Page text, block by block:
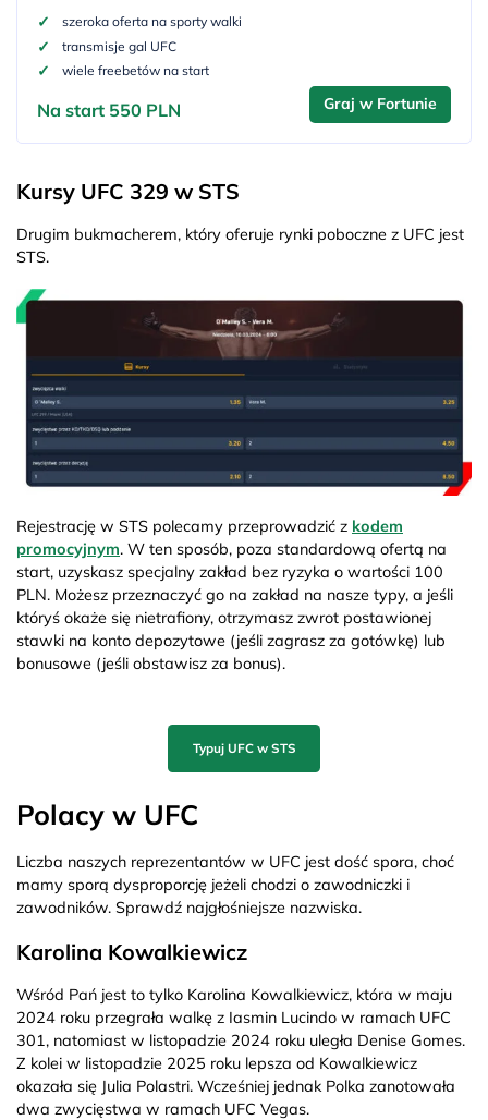
szeroka oferta na sporty walki
transmisje gal UFC
wiele freebetów na start
Na start 550 PLN Graj w Fortunie
Kursy UFC 329 w STS
Drugim bukmacherem, który oferuje rynki poboczne z UFC jest
STS.
Rejestrację w STS polecamy przeprowadzić z kodem
promocyjnym. W ten sposób, poza standardową ofertą na
start, uzyskasz specjalny zakład bez ryzyka o wartości 100
PLN. Możesz przeznaczyć go na zakład na nasze typy, a jeśli
któryś okaże się nietrafiony, otrzymasz zwrot postawionej
stawki na konto depozytowe (jeśli zagrasz za gotówkę) lub
bonusowe (jeśli obstawisz za bonus).
Typuj UFC w STS
Polacy w UFC
Liczba naszych reprezentantów w UFC jest dość spora, choć
mamy sporą dysproporcję jeżeli chodzi o zawodniczki i
zawodników. Sprawdź najgłośniejsze nazwiska.
Karolina Kowalkiewicz
Wśród Pań jest to tylko Karolina Kowalkiewicz, która w maju
2024 roku przegrała walkę z Iasmin Lucindo w ramach UFC
301, natomiast w listopadzie 2024 roku uległa Denise Gomes.
Z kolei w listopadzie 2025 roku lepsza od Kowalkiewicz
okazała się Julia Polastri. Wcześniej jednak Polka zanotowała
dwa zwycięstwa w ramach UFC Vegas.